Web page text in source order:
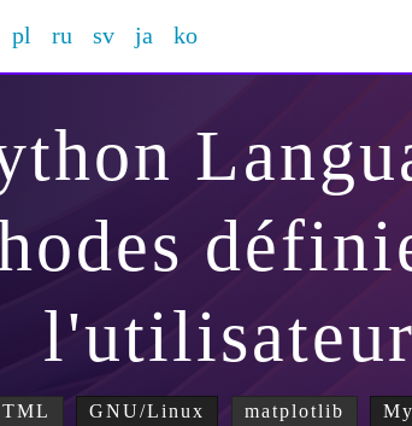
pl ru sv ja ko
l'utilisateur
GNU/Linux matplotlib